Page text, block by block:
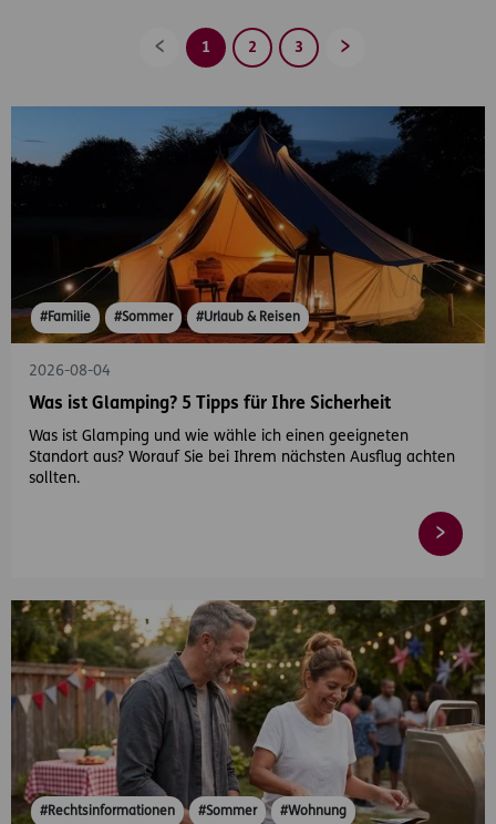
Zurück1 2 3 Vorwärts
#Familie #Sommer #Urlaub & Reisen
2026-08-04
Was ist Glamping? 5 Tipps für Ihre Sicherheit
Was ist Glamping und wie wähle ich einen geeigneten
Standort aus? Worauf Sie bei Ihrem nächsten Ausflug achten
sollten.
#Rechtsinformationen #Sommer #Wohnung